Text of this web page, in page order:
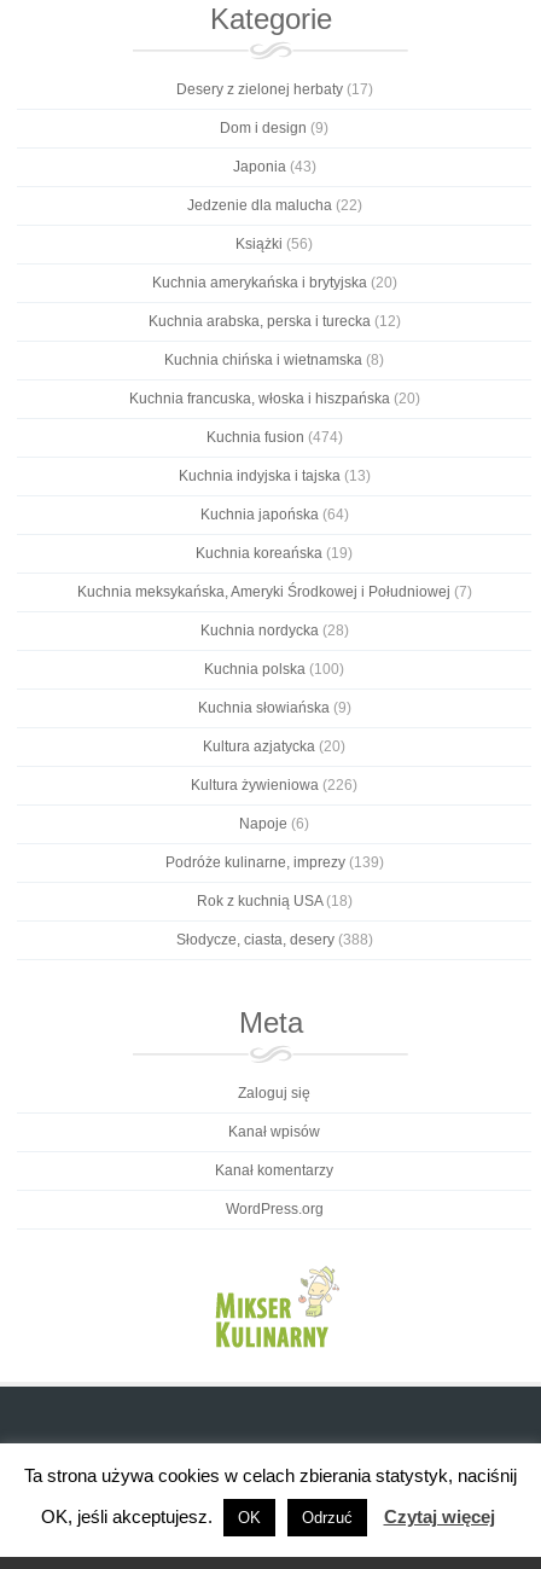
Kategorie
Desery z zielonej herbaty(17)
Dom i design (9)
Japonia(43)
Jedzenie dla malucha(22)
Książki (56)
Kuchnia amerykańska i brytyjska(20)
Kuchnia arabska, perska i turecka(12)
Kuchnia chińska i wietnamska (8)
Kuchnia francuska, włoska i hiszpańska(20)
Kuchnia fusion (474)
Kuchnia indyjska i tajska(13)
Kuchnia japońska(64)
Kuchnia koreańska (19)
Kuchnia meksykańska, Ameryki Środkowej i Południowej (7)
Kuchnia nordycka(28)
Kuchnia polska (100)
Kuchnia słowiańska(9)
Kultura azjatycka (20)
Kultura żywieniowa (226)
Napoje (6)
Podróże kulinarne, imprezy(139)
Rok z kuchnią USA(18)
Słodycze, ciasta, desery(388)
Meta
Zaloguj się
Kanał wpisów
Kanał komentarzy
WordPress.org
Ta strona używa cookies w celach zbierania statystyk, naciśnij
OK, jeśli akceptujesz.
OK Odrzuć Czytaj więcej